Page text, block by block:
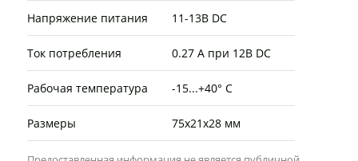
Напряжение питания 11-13В DC
Ток потребления 0.27 А при 12В DC
Рабочая температура -15...+40° C
Размеры 75х21х28 мм